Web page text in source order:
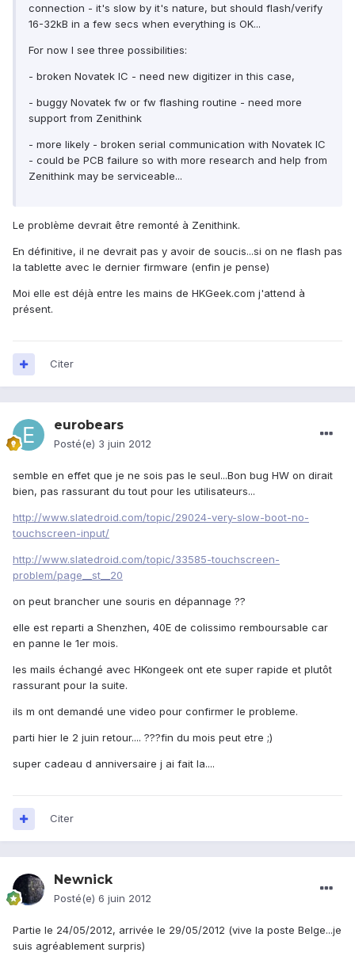
connection - it's slow by it's nature, but should flash/verify
16-32kB in a few secs when everything is OK...
For now I see three possibilities:
- broken Novatek IC - need new digitizer in this case,
- buggy Novatek fw or fw flashing routine - need more
support from Zenithink
- more likely - broken serial communication with Novatek IC
- could be PCB failure so with more research and help from
Zenithink may be serviceable...
Le problème devrait être remonté à Zenithink.
En définitive, il ne devrait pas y avoir de soucis...si on ne flash pas
la tablette avec le dernier firmware (enfin je pense)
Moi elle est déjà entre les mains de HKGeek.com j'attend à
présent.
Citer
eurobears
Posté(e) 3 juin 2012
semble en effet que je ne sois pas le seul...Bon bug HW on dirait
bien, pas rassurant du tout pour les utilisateurs...
http://www.slatedroid.com/topic/29024-very-slow-boot-no-
touchscreen-input/
http://www.slatedroid.com/topic/33585-touchscreen-
problem/page__st__20
on peut brancher une souris en dépannage ??
elle est reparti a Shenzhen, 40E de colissimo remboursable car
en panne le 1er mois.
les mails échangé avec HKongeek ont ete super rapide et plutôt
rassurant pour la suite.
ils m ont demandé une video pour confirmer le probleme.
parti hier le 2 juin retour.... ???fin du mois peut etre ;)
super cadeau d anniversaire j ai fait la....
Citer
Newnick
Posté(e) 6 juin 2012
Partie le 24/05/2012, arrivée le 29/05/2012 (vive la poste Belge...je
suis agréablement surpris)